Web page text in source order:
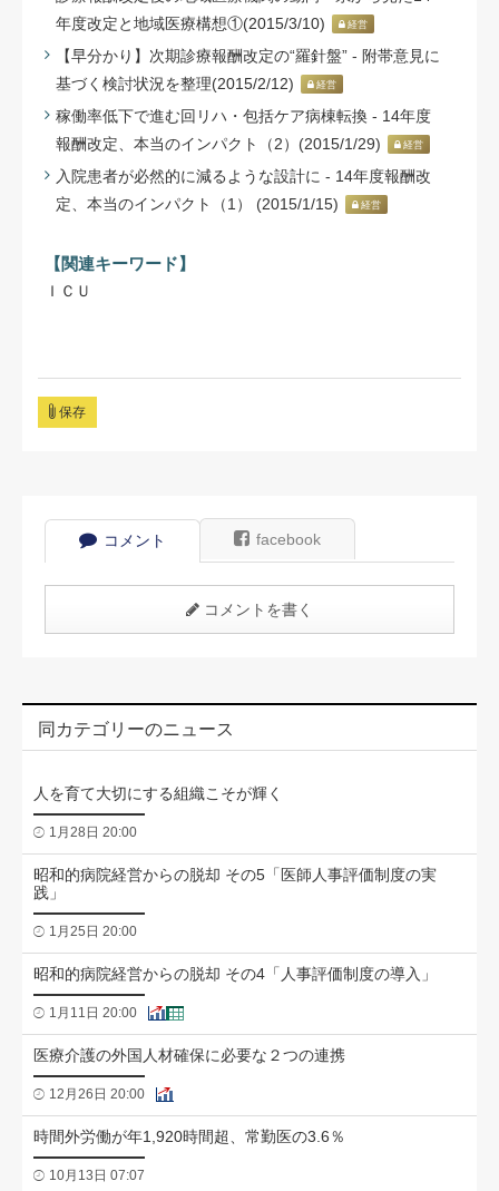
年度改定と地域医療構想①(2015/3/10)
経営
【早分かり】次期診療報酬改定の“羅針盤” - 附帯意見に
基づく検討状況を整理(2015/2/12)
経営
稼働率低下で進む回リハ・包括ケア病棟転換 - 14年度
報酬改定、本当のインパクト（2）(2015/1/29)
経営
入院患者が必然的に減るような設計に - 14年度報酬改
定、本当のインパクト（1） (2015/1/15)
経営
【関連キーワード】
ＩＣＵ
保存
コメント facebook
コメントを書く
同カテゴリーのニュース
人を育て大切にする組織こそが輝く
1月28日 20:00
昭和的病院経営からの脱却 その5「医師人事評価制度の実
践」
1月25日 20:00
昭和的病院経営からの脱却 その4「人事評価制度の導入」
1月11日 20:00
医療介護の外国人材確保に必要な２つの連携
12月26日 20:00
時間外労働が年1,920時間超、常勤医の3.6％
10月13日 07:07